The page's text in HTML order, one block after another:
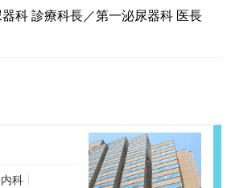
科 診療科長／第一泌尿器科 医長
科